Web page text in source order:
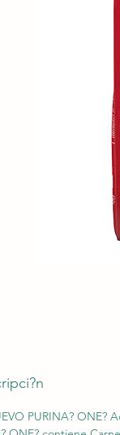
PURINA? ONE?